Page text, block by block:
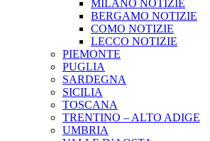
MILANO NOTIZIE
BERGAMO NOTIZIE
COMO NOTIZIE
LECCO NOTIZIE
PIEMONTE
PUGLIA
SARDEGNA
SICILIA
TOSCANA
TRENTINO – ALTO ADIGE
UMBRIA